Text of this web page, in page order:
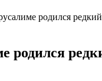
родился
родился